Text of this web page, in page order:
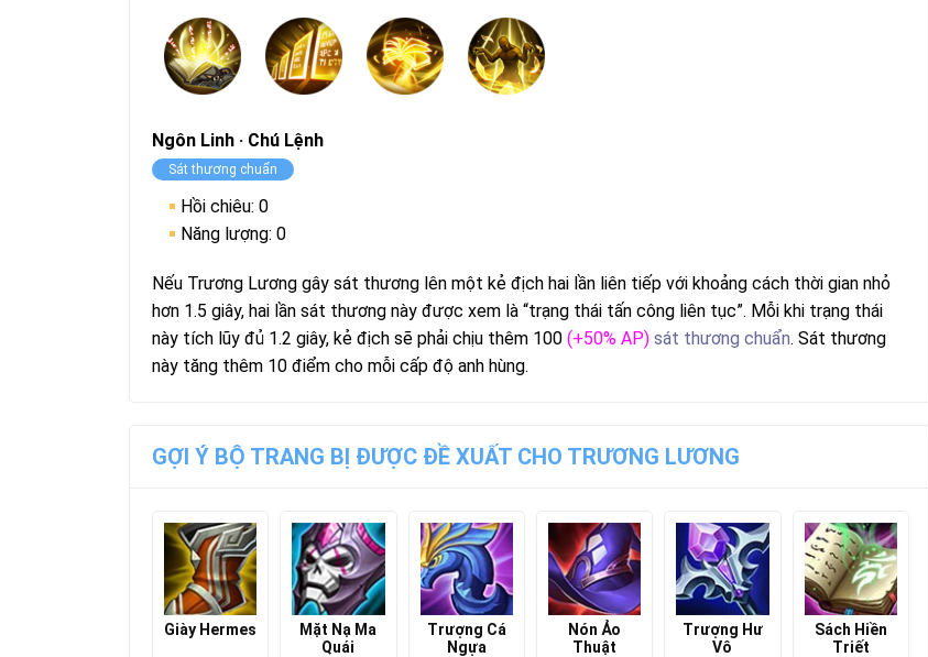
Ngôn Linh · Chú Lệnh
Sát thương chuẩn
Hồi chiêu: 0
Năng lượng: 0
Nếu Trương Lương gây sát thương lên một kẻ địch hai lần liên tiếp với khoảng cách thời gian nhỏ
hơn 1.5 giây, hai lần sát thương này được xem là “trạng thái tấn công liên tục”. Mỗi khi trạng thái
này tích lũy đủ 1.2 giây, kẻ địch sẽ phải chịu thêm 100 (+50% AP) sát thương chuẩn. Sát thương
này tăng thêm 10 điểm cho mỗi cấp độ anh hùng.
GỢI Ý BỘ TRANG BỊ ĐƯỢC ĐỀ XUẤT CHO TRƯƠNG LƯƠNG
Giày Hermes
Mặt Nạ Ma
Quái
Trượng Cá
Ngựa
Nón Ảo
Thuật
Trượng Hư
Vô
Sách Hiền
Triết